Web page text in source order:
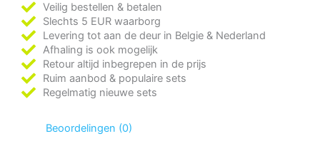
Veilig bestellen & betalen
Slechts 5 EUR waarborg
Levering tot aan de deur in Belgie & Nederland
Afhaling is ook mogelijk
Retour altijd inbegrepen in de prijs
Ruim aanbod & populaire sets
Regelmatig nieuwe sets
Beoordelingen (0)